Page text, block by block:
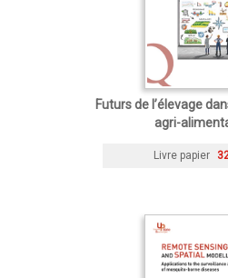
Futurs de l’élevage
agri-
Livre papier